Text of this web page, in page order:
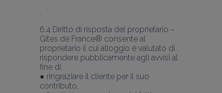
6.4 Diritto di risposta del proprietario –
Gîtes de France® consente al
proprietario il cui alloggio è valutato di
rispondere pubblicamente agli avvisi al
fine di:
● ringraziare il cliente per il suo
contributo,